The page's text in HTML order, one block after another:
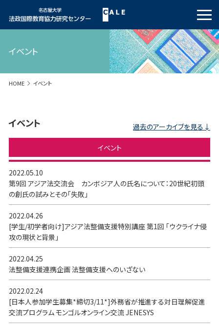
イベント
HOME イベント
イベント 過去のアーカイブを見る
イベント
2022.05.10
第9回 アジア法交流会 カンボジア人の氏名について：20世紀初頭
の創氏の試みとその「失敗」
2022.04.26
[学生/初学者向け]アジア法整備支援特別講座 第1回 「ウクライナ侵
攻の現状と背景」
2022.04.25
法整備支援連携企画 法整備支援へのいざない
2022.02.24
[日本人参加学生募集*締切3/11*]外務省が推進する対日理解促進
交流プログラム モンゴルオンライン交流 JENESYS